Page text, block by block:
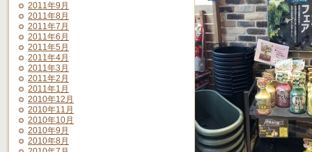
2011年9月
2011年8月
2011年7月
2011年6月
2011年5月
2011年4月
2011年3月
2011年2月
2011年1月
2010年12月
2010年11月
2010年10月
2010年9月
2010年8月